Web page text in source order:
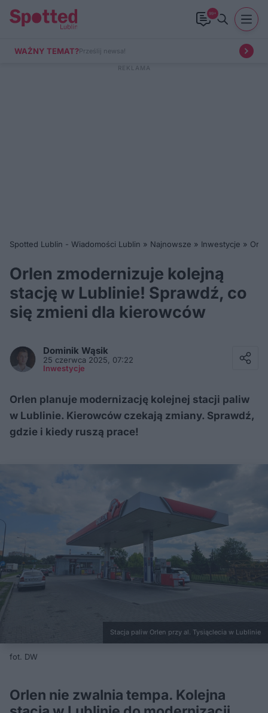
99+
WAŻNY TEMAT?Prześlij newsa!
Spotted Lublin - Wiadomości Lublin » Najnowsze » Inwestycje »
Orlen zmodernizuje kolejną
stację w Lublinie! Sprawdź, co
się zmieni dla kierowców
Dominik Wąsik
25 czerwca 2025, 07:22
Inwestycje
Orlen planuje modernizację kolejnej stacji paliw
w Lublinie. Kierowców czekają zmiany. Sprawdź,
gdzie i kiedy ruszą prace!
Stacja paliw Orlen przy al. Tysiąclecia w Lublinie
fot. DW
Orlen nie zwalnia tempa. Kolejna